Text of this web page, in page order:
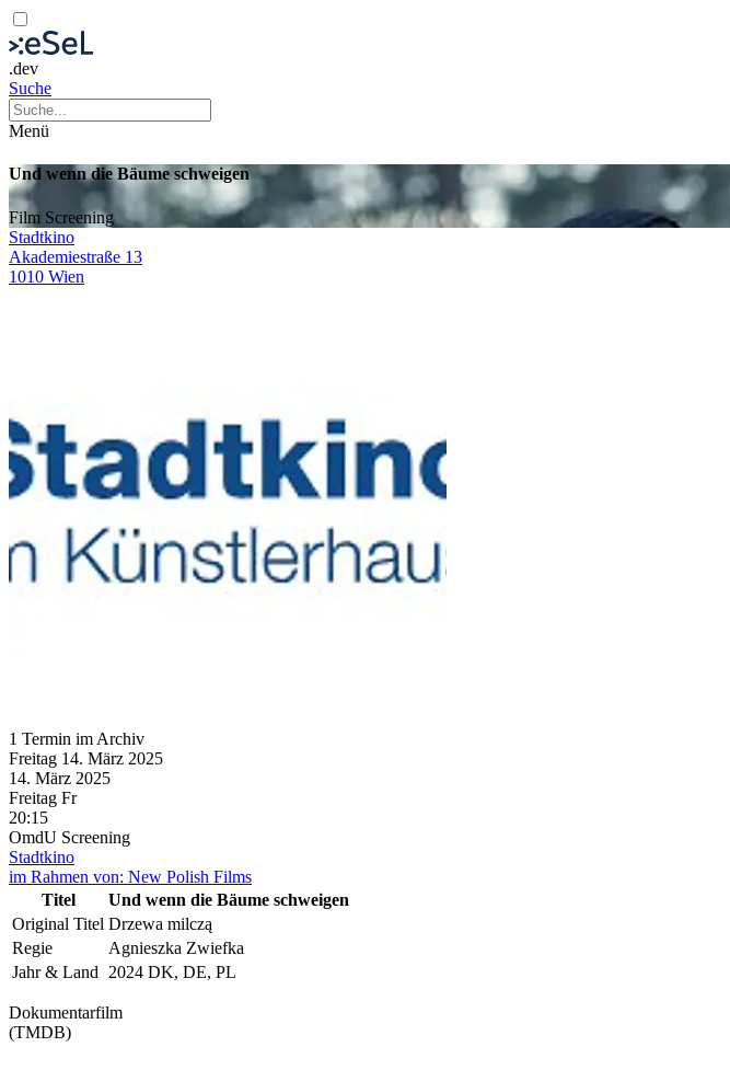
.dev
Suche
Menü
Und wenn die Bäume schweigen
Film Screening
Stadtkino
Akademiestraße 13
1010 Wien
1 Termin im Archiv
Freitag 14. März 2025
14. März 2025
Freitag Fr
20:15
OmdU Screening
Stadtkino
im Rahmen von: New Polish Films
Titel
Und wenn die Bäume schweigen
Original Titel Drzewa milczą
Regie
Agnieszka Zwiefka
Jahr & Land
2024 DK, DE, PL
Dokumentarfilm
(TMDB)